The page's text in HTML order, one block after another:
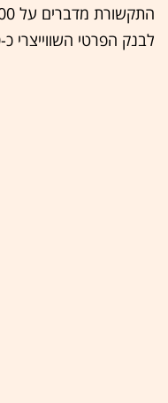
לבנק הפרטי השווייצרי כ-30 אלף חשבונות בלבד".